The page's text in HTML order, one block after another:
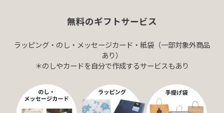
無料のギフトサービス
ラッピング・のし・メッセージカード・紙袋（一部対象外商品
あり）
＊のしやカードを自分で作成するサービスもあり